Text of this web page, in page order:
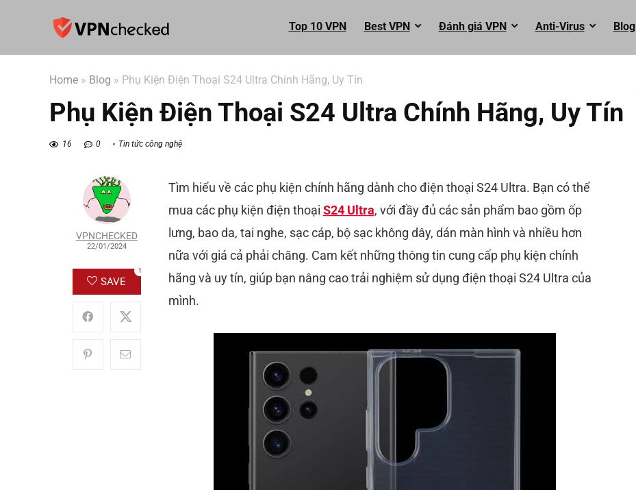
Top 10 VPN Best VPN Đánh giá VPN Anti-Virus Blog
Home » Blog » Phụ Kiện Điện Thoại S24 Ultra Chính Hãng, Uy Tín
Phụ Kiện Điện Thoại S24 Ultra Chính Hãng, Uy Tín
16 0 Tin tức công nghệ
VPNCHECKED
22/01/2024
SAVE
1
Tìm hiểu về các phụ kiện chính hãng dành cho điện thoại S24 Ultra. Bạn có thể
mua các phụ kiện điện thoại S24 Ultra, với đầy đủ các sản phẩm bao gồm ốp
lưng, bao da, tai nghe, sạc cáp, bộ sạc không dây, dán màn hình và nhiều hơn
nữa với giá cả phải chăng. Cam kết những thông tin cung cấp phụ kiện chính
hãng và uy tín, giúp bạn nâng cao trải nghiệm sử dụng điện thoại S24 Ultra của
mình.